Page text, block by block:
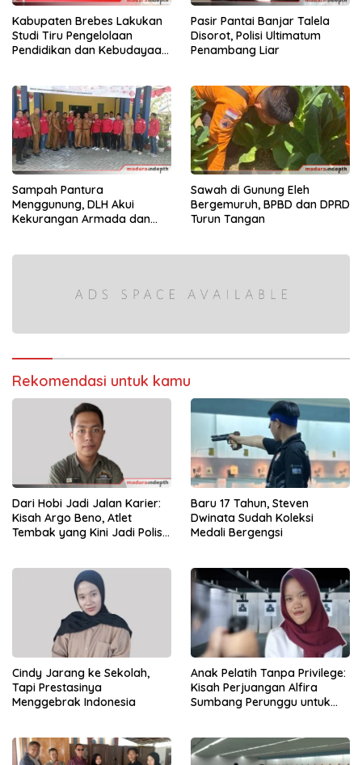
Kabupaten Brebes Lakukan
Studi Tiru Pengelolaan
Pendidikan dan Kebudayaan
Pasir Pantai Banjar Talela
Disorot, Polisi Ultimatum
Penambang Liar
Sampah Pantura
Menggunung, DLH Akui
Kekurangan Armada dan
Sawah di Gunung Eleh
Bergemuruh, BPBD dan DPRD
Turun Tangan
Rekomendasi untuk kamu
Dari Hobi Jadi Jalan Karier:
Kisah Argo Beno, Atlet
Tembak yang Kini Jadi Polisi
Baru 17 Tahun, Steven
Dwinata Sudah Koleksi
Medali Bergengsi
Cindy Jarang ke Sekolah,
Tapi Prestasinya
Menggebrak Indonesia
Anak Pelatih Tanpa Privilege:
Kisah Perjuangan Alfira
Sumbang Perunggu untuk